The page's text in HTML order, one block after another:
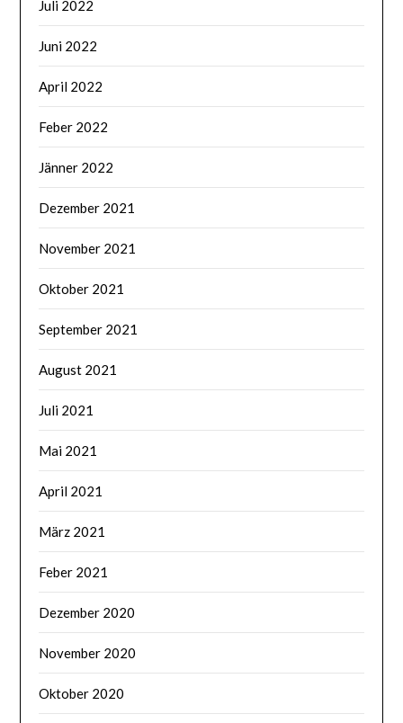
Juli 2022
Juni 2022
April 2022
Feber 2022
Jänner 2022
Dezember 2021
November 2021
Oktober 2021
September 2021
August 2021
Juli 2021
Mai 2021
April 2021
März 2021
Feber 2021
Dezember 2020
November 2020
Oktober 2020